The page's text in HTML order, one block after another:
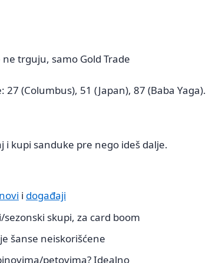
trguju, samo Gold Trade
(Columbus), 51 (Japan), 87 (Baba Yaga).
kupi sanduke pre nego ideš dalje.
i događaji
skupi, za card boom
šanse neiskorišćene
petovima? Idealno